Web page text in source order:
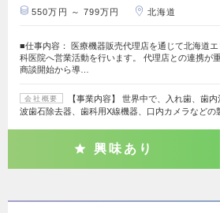
550万円 ～ 799万円 北海道
■仕事内容： 医療機器販売代理店を通じて北海道
科医院へ営業活動を行います。 代理店との連携が重
商談開始から導…
会社概要
【事業内容】 世界中で、入れ歯、歯
波歯石除去器、歯科用X線機器、口内カメラなどの
興味あり